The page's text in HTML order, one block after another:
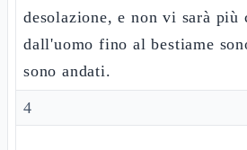
desolazione, e non vi sarà
dall'uomo fino al bestiame
sono andati.
4